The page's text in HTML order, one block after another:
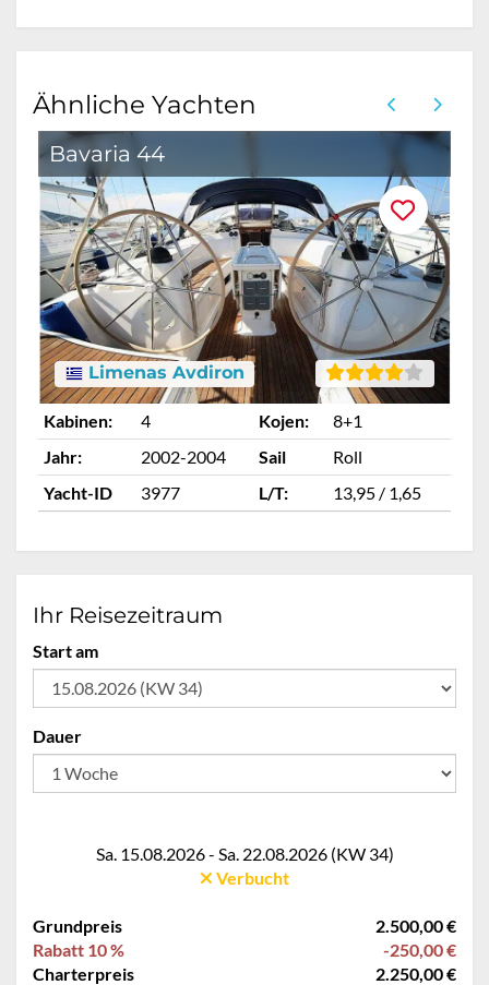
Ähnliche Yachten
Bavaria 44
Limenas Avdiron
Kabinen: 4 Kojen:
8+1
Jahr:
2002-2004 Sail
Roll
Yacht-ID
3977 L/T: 13,95 / 1,65
Ihr Reisezeitraum
Start am
Dauer
Sa. 15.08.2026 - Sa. 22.08.2026 (KW 34)
Verbucht
Grundpreis
2.500,00 €
Rabatt 10 %
-250,00 €
Charterpreis
2.250,00 €